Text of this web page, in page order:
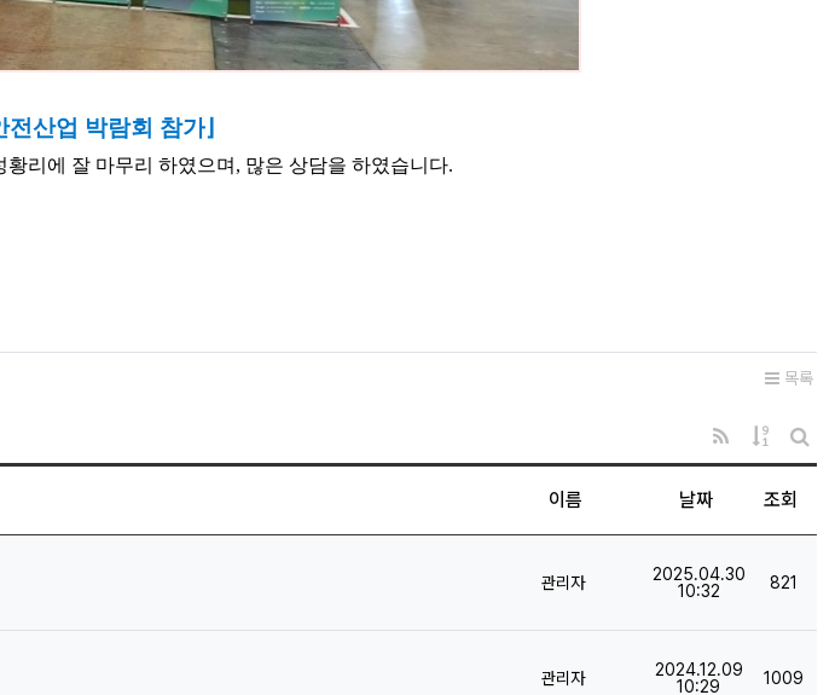
전산업 박람회 참가
리에 잘 마무리 하였으며, 많은 상담을 하였습니다.
목록
RSS
게시물
게시
이름 날짜 조회
등록자
관리자 등록일
2025.04.30
10:32
조회
821
등록자
관리자 등록일
2024.12.09
10:29
조회
1009